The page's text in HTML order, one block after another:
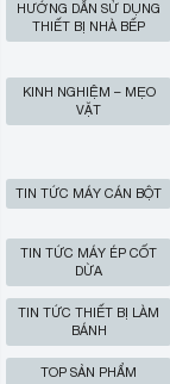
HƯỚNG DẪN SỬ DỤNG
THIẾT BỊ NHÀ BẾP
KINH NGHIỆM – MẸO
VẶT
TIN TỨC MÁY CÁN BỘT
TIN TỨC MÁY ÉP CỐT
DỪA
TIN TỨC THIẾT BỊ LÀM
BÁNH
TOP SẢN PHẨM